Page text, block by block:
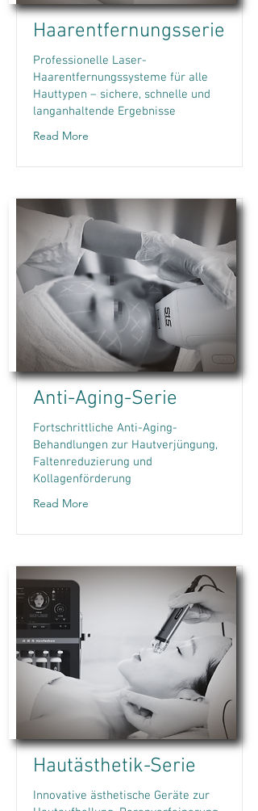
Haarentfernungsserie
Professionelle Laser-
Haarentfernungssysteme für alle
Hauttypen – sichere, schnelle und
langanhaltende Ergebnisse
Read More
Anti-Aging-Serie
Fortschrittliche Anti-Aging-
Behandlungen zur Hautverjüngung,
Faltenreduzierung und
Kollagenförderung
Read More
Hautästhetik-Serie
Innovative ästhetische Geräte zur